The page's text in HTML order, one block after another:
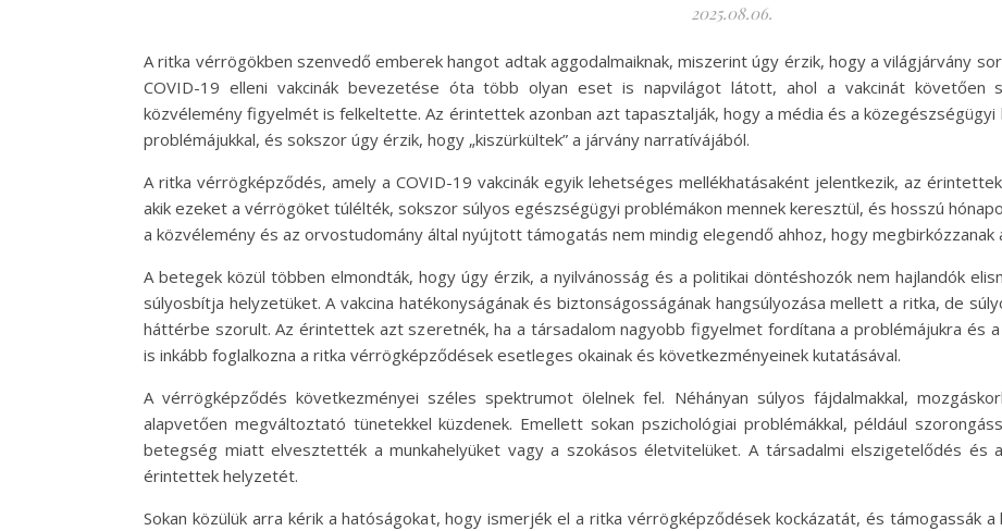
2025.08.06.
A ritka vérrögökben szenvedő emberek hangot adtak aggodalmaiknak, miszerint úgy érzik, hogy a világjárvány
COVID-19 elleni vakcinák bevezetése óta több olyan eset is napvilágot látott, ahol a vakcinát követően
közvélemény figyelmét is felkeltette. Az érintettek azonban azt tapasztalják, hogy a média és a közegészségügyi
problémájukkal, és sokszor úgy érzik, hogy „kiszürkültek” a járvány narratívájából.
A ritka vérrögképződés, amely a COVID-19 vakcinák egyik lehetséges mellékhatásaként jelentkezik, az
akik ezeket a vérrögöket túlélték, sokszor súlyos egészségügyi problémákon mennek keresztül, és hosszú
a közvélemény és az orvostudomány által nyújtott támogatás nem mindig elegendő ahhoz, hogy megbirkózzanak
A betegek közül többen elmondták, hogy úgy érzik, a nyilvánosság és a politikai döntéshozók nem hajlandók
súlyosbítja helyzetüket. A vakcina hatékonyságának és biztonságosságának hangsúlyozása mellett a ritka, de
háttérbe szorult. Az érintettek azt szeretnék, ha a társadalom nagyobb figyelmet fordítana a problémájukra és
is inkább foglalkozna a ritka vérrögképződések esetleges okainak és következményeinek kutatásával.
A vérrögképződés következményei széles spektrumot ölelnek fel. Néhányan súlyos fájdalmakkal,
alapvetően megváltoztató tünetekkel küzdenek. Emellett sokan pszichológiai problémákkal, például
betegség miatt elvesztették a munkahelyüket vagy a szokásos életvitelüket. A társadalmi elszigetelődés és
érintettek helyzetét.
Sokan közülük arra kérik a hatóságokat, hogy ismerjék el a ritka vérrögképződések kockázatát, és támogassák